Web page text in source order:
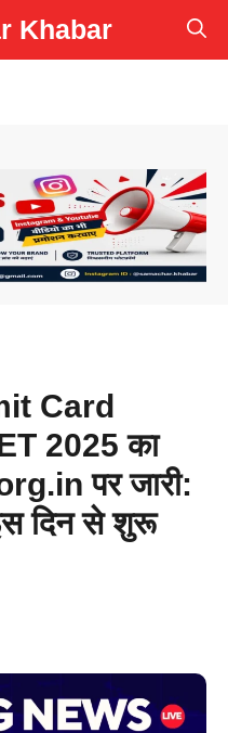
Khabar
Card
2025 का
पर जारी:
दिन से शुरू